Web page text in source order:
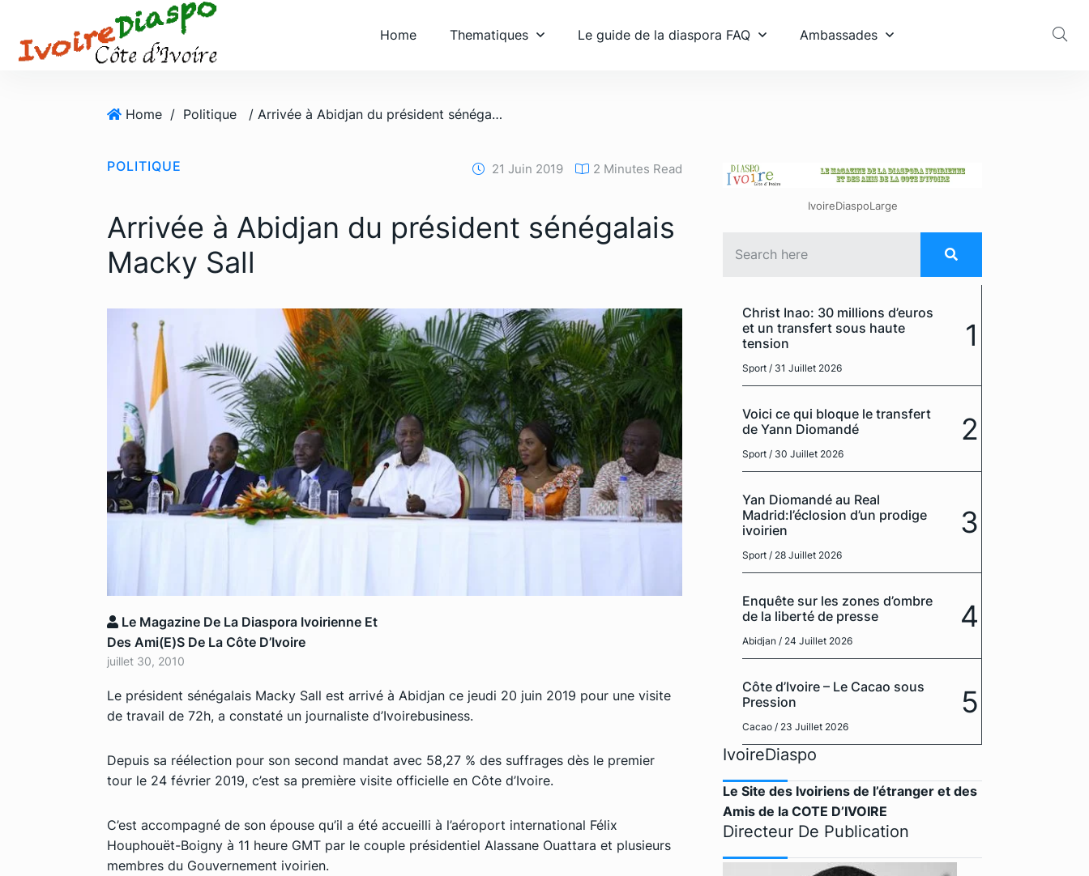
Home Thematiques Le guide de la diaspora FAQ Ambassades
Home / Politique / Arrivée à Abidjan du président sénégalais Macky Sall
POLITIQUE 21 Juin 2019 2 Minutes Read
Arrivée à Abidjan du président sénégalais
Macky Sall
Le Magazine De La Diaspora Ivoirienne Et
Des Ami(e)s De La Côte D’Ivoire
juillet 30, 2010
Le président sénégalais Macky Sall est arrivé à Abidjan ce jeudi 20 juin 2019 pour une visite
de travail de 72h, a constaté un journaliste d’Ivoirebusiness.
Depuis sa réélection pour son second mandat avec 58,27 % des suffrages dès le premier
tour le 24 février 2019, c’est sa première visite officielle en Côte d’Ivoire.
C’est accompagné de son épouse qu’il a été accueilli à l’aéroport international Félix
Houphouët-Boigny à 11 heure GMT par le couple présidentiel Alassane Ouattara et plusieurs
membres du Gouvernement ivoirien.
IvoireDiaspoLarge
Christ Inao: 30 millions d’euros
et un transfert sous haute
tension
Sport / 31 Juillet 2026
1
Voici ce qui bloque le transfert
de Yann Diomandé
Sport / 30 Juillet 2026
2
Yan Diomandé au Real
Madrid:l’éclosion d’un prodige
ivoirien
Sport / 28 Juillet 2026
3
Enquête sur les zones d’ombre
de la liberté de presse
Abidjan / 24 Juillet 2026
4
Côte d’Ivoire – Le Cacao sous
Pression
Cacao / 23 Juillet 2026
5
IvoireDiaspo
Le Site des Ivoiriens de l’étranger et des
Amis de la COTE D’IVOIRE
Directeur De Publication